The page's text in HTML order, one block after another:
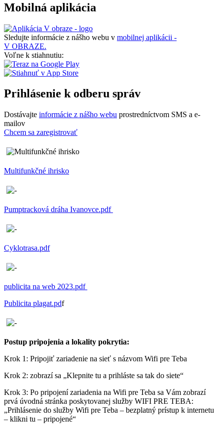
Mobilná aplikácia
Sledujte informácie z nášho webu v mobilnej aplikácii -
V OBRAZE.
Voľne k stiahnutiu:
Prihlásenie k odberu správ
Dostávajte informácie z nášho webu prostredníctvom SMS a e-
mailov
Chcem sa zaregistrovať
Multifunkčné ihrisko
Pumptracková dráha Ivanovce.pdf
Cyklotrasa.pdf
publicita na web 2023.pdf
Publicita plagat.pdf
Postup pripojenia a lokality pokrytia:
Krok 1: Pripojiť zariadenie na sieť s názvom Wifi pre Teba
Krok 2: zobrazí sa „Klepnite tu a prihláste sa tak do siete“
Krok 3: Po pripojení zariadenia na Wifi pre Teba sa Vám zobrazí
prvá úvodná stránka poskytovanej služby WIFI PRE TEBA:
„Prihlásenie do služby Wifi pre Teba – bezplatný prístup k internetu
– klikni tu – pripojené“